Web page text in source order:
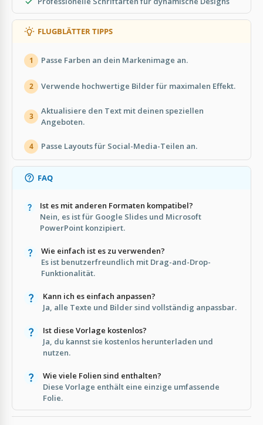
FLUGBLÄTTER TIPPS
1 Passe Farben an dein Markenimage an.
2 Verwende hochwertige Bilder für maximalen Effekt.
3
Aktualisiere den Text mit deinen speziellen
Angeboten.
4 Passe Layouts für Social-Media-Teilen an.
FAQ
Ist es mit anderen Formaten kompatibel?
Nein, es ist für Google Slides und Microsoft
PowerPoint konzipiert.
Wie einfach ist es zu verwenden?
Es ist benutzerfreundlich mit Drag-and-Drop-
Funktionalität.
Kann ich es einfach anpassen?
Ja, alle Texte und Bilder sind vollständig anpassbar.
Ist diese Vorlage kostenlos?
Ja, du kannst sie kostenlos herunterladen und
nutzen.
Wie viele Folien sind enthalten?
Diese Vorlage enthält eine einzige umfassende
Folie.